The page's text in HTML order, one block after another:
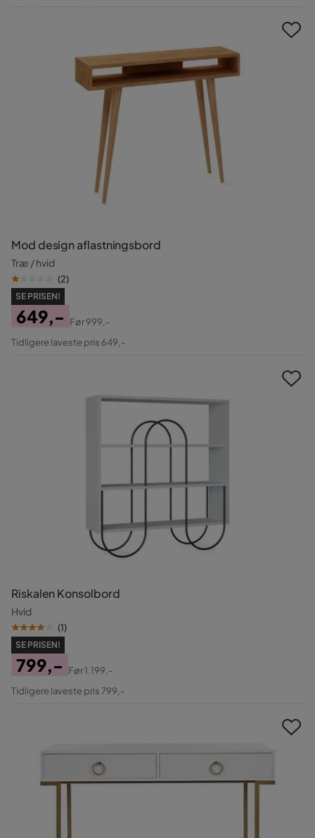
Mod design aflastningsbord
Træ / hvid
(2)
SE PRISEN!
Pris
649,-
Original
Før999,-
Tidligere laveste pris 649,-
Riskalen Konsolbord
Hvid
(1)
SE PRISEN!
Pris
799,-
Original
Før1.199,-
Tidligere laveste pris 799,-